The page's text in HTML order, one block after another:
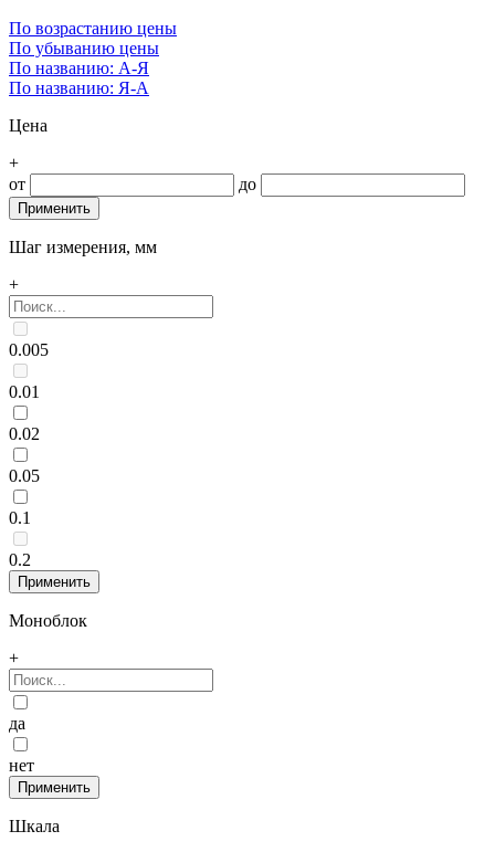
По возрастанию цены
По убыванию цены
По названию: А-Я
По названию: Я-А
Цена
+
от
до
Шаг измерения, мм
+
0.005
0.01
0.02
0.05
0.1
0.2
Моноблок
+
да
нет
Шкала